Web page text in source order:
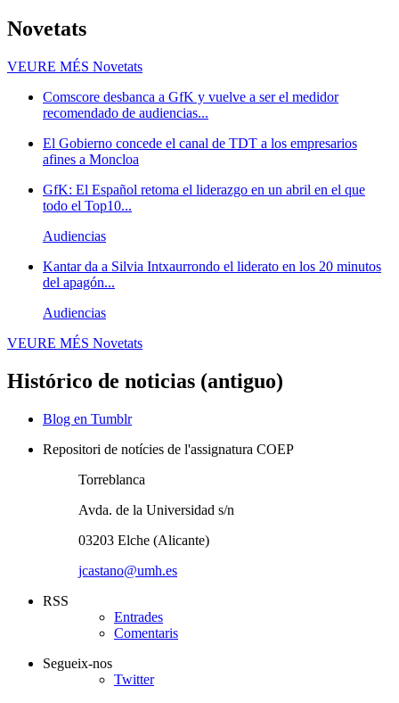
Novetats
VEURE MÉS Novetats
Comscore desbanca a GfK y vuelve a ser el medidor
recomendado de audiencias...
El Gobierno concede el canal de TDT a los empresarios
afines a Moncloa
GfK: El Español retoma el liderazgo en un abril en el que
todo el Top10...
Audiencias
Kantar da a Silvia Intxaurrondo el liderato en los 20 minutos
del apagón...
Audiencias
VEURE MÉS Novetats
Histórico de noticias (antiguo)
Blog en Tumblr
Repositori de notícies de l'assignatura COEP
Torreblanca
Avda. de la Universidad s/n
03203 Elche (Alicante)
jcastano@umh.es
RSS
Entrades
Comentaris
Segueix-nos
Twitter